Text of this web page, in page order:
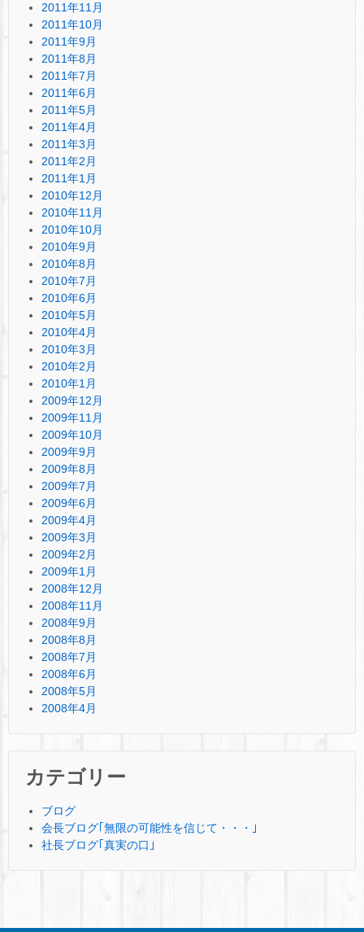
2011年11月
2011年10月
2011年9月
2011年8月
2011年7月
2011年6月
2011年5月
2011年4月
2011年3月
2011年2月
2011年1月
2010年12月
2010年11月
2010年10月
2010年9月
2010年8月
2010年7月
2010年6月
2010年5月
2010年4月
2010年3月
2010年2月
2010年1月
2009年12月
2009年11月
2009年10月
2009年9月
2009年8月
2009年7月
2009年6月
2009年4月
2009年3月
2009年2月
2009年1月
2008年12月
2008年11月
2008年9月
2008年8月
2008年7月
2008年6月
2008年5月
2008年4月
カテゴリー
ブログ
会長ブログ｢無限の可能性を信じて・・・｣
社長ブログ｢真実の口｣